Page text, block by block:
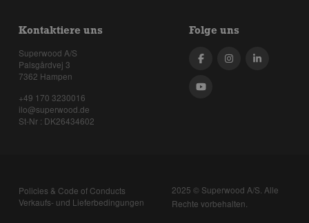
Kontaktiere uns
Superwood A/S
Palsgårdvej 3
7362 Hampen
+49 170 3230016
ilo@superwood.de
St-Nr : DK26434602
Folge uns
Policies & Code of Conducts
Verkaufs- und Lieferbedingungen
2025 © Superwood A/S. Alle
Rechte vorbehalten.